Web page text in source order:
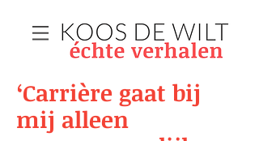
‘Carrière gaat bij
mij alleen